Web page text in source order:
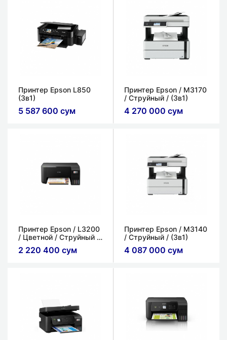
Принтер Epson L850
(3в1)
5 587 600 сум
Принтер Epson / M3170
/ Струйный / (3в1)
4 270 000 сум
Принтер Epson / L3200
/ Цветной / Струйный /
(3в1)
2 220 400 сум
Принтер Epson / M3140
/ Струйный / (3в1)
4 087 000 сум